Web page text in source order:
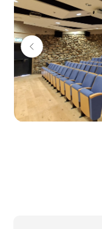
והטבע נפגשים.